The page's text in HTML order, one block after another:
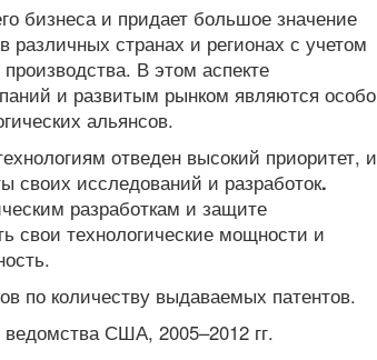
бизнеса и придает большое значение
различных странах и регионах с учетом
В этом аспекте
и развитым рынком являются особо
альянсов.
отведен высокий приоритет, и
своих исследований и разработок.
разработкам и защите
свои технологические мощности и
по количеству выдаваемых патентов.
США, 2005–2012 гг.